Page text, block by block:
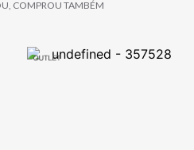
COMPROU TAMBÉM